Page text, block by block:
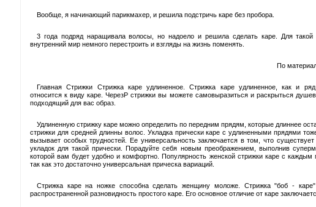
Вообще, я начинающий парикмахер, и решила подстричь каре без пробора.
3 года подряд наращивала волосы, но надоело и решила сделать каре. Для такой
внутренний мир немного перестроить и взгляды на жизнь поменять.
По
Главная Cтрижки Стрижка каре удлиненное. Стрижка каре удлиненное, как и ряд
относится к виду каре. ЧерезP стрижки вы можете самовыразиться и раскрыться
подходящий для вас образ.
Удлиненную стрижку каре можно определить по передним прядям, которые длиннее
стрижки для средней длинны волос. Укладка прически каре с удлиненными прядями
вызывает особых трудностей. Ее универсальность заключается в том, что
укладок для такой прически. Порадуйте себя новым преображением, выполнив
которой вам будет удобно и комфортно. Популярность женской стрижки каре с каждым
так как это достаточно универсальная прическа вариаций.
Стрижка каре на ножке способна сделать женщину моложе. Стрижка "боб -
распространенной разновидность простого каре. Его основное отличие от каре